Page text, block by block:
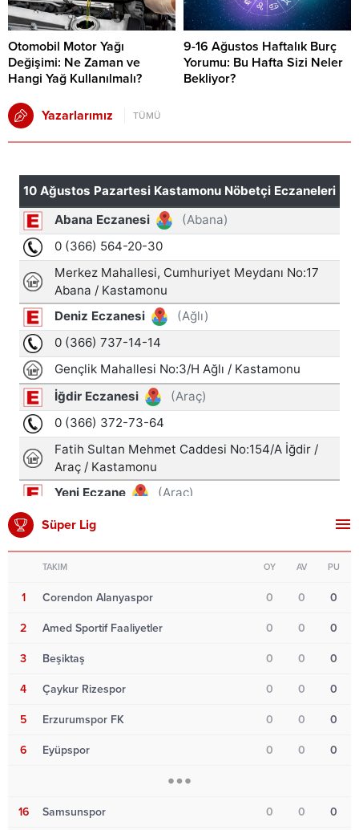
Otomobil Motor Yağı
Değişimi: Ne Zaman ve
Hangi Yağ Kullanılmalı?
9-16 Ağustos Haftalık Burç
Yorumu: Bu Hafta Sizi Neler
Bekliyor?
Yazarlarımız TÜMÜ
Süper Lig
TAKIM OY AV PU
1 Corendon Alanyaspor 0 0 0
2 Amed Sportif Faaliyetler 0 0 0
3 Beşiktaş 0 0 0
4 Çaykur Rizespor 0 0 0
5 Erzurumspor FK 0 0 0
6 Eyüpspor 0 0 0
16 Samsunspor 0 0 0